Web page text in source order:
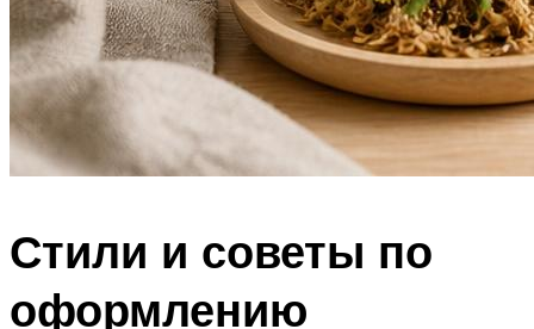
Стили и советы по
оформлению